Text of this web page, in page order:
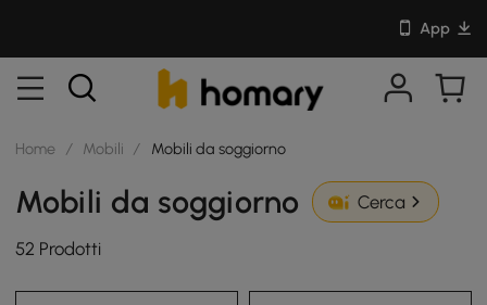
App
Home / Mobili / Mobili da soggiorno
Mobili da soggiorno Cerca
52 Prodotti